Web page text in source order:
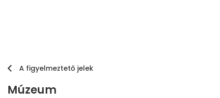
A figyelmeztető jelek
Múzeum